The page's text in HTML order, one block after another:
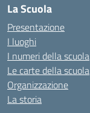
La Scuola
Presentazione
I luoghi
I numeri della scuola
Le carte della scuola
Organizzazione
La storia